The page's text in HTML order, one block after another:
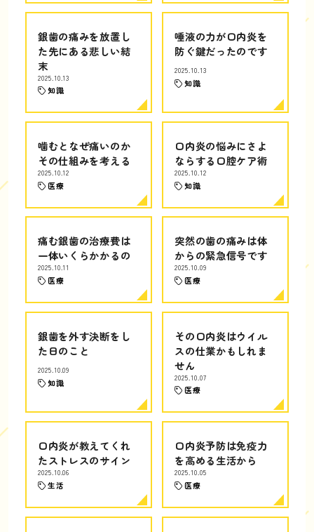
銀歯の痛みを放置し
た先にある悲しい結
末
2025.10.13
知識
唾液の力が口内炎を
防ぐ鍵だったのです
2025.10.13
知識
噛むとなぜ痛いのか
その仕組みを考える
2025.10.12
医療
口内炎の悩みにさよ
ならする口腔ケア術
2025.10.12
知識
痛む銀歯の治療費は
一体いくらかかるの
2025.10.11
医療
突然の歯の痛みは体
からの緊急信号です
2025.10.09
医療
銀歯を外す決断をし
た日のこと
2025.10.09
知識
その口内炎はウイル
スの仕業かもしれま
せん
2025.10.07
医療
口内炎が教えてくれ
たストレスのサイン
2025.10.06
生活
口内炎予防は免疫力
を高める生活から
2025.10.05
医療